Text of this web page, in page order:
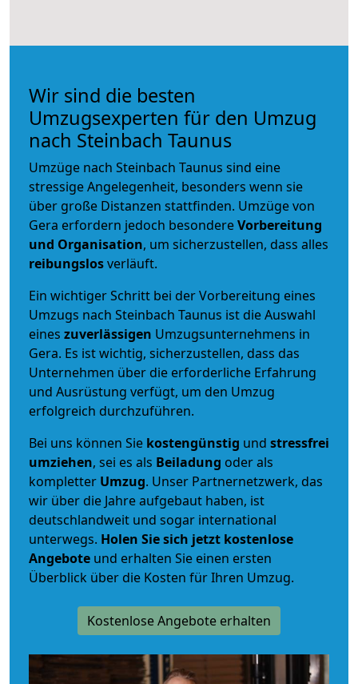
Wir sind die besten
Umzugsexperten für den Umzug
nach Steinbach Taunus
Umzüge nach Steinbach Taunus sind eine
stressige Angelegenheit, besonders wenn sie
über große Distanzen stattfinden. Umzüge von
Gera erfordern jedoch besondereVorbereitung
und Organisation, um sicherzustellen, dass alles
reibungslosverläuft.
Ein wichtiger Schritt bei der Vorbereitung eines
Umzugs nach Steinbach Taunus ist die Auswahl
eines zuverlässigen Umzugsunternehmens in
Gera. Es ist wichtig, sicherzustellen, dass das
Unternehmen über die erforderliche Erfahrung
und Ausrüstung verfügt, um den Umzug
erfolgreich durchzuführen.
Bei uns können Sie kostengünstig und stressfrei
umziehen, sei es als Beiladung oder als
kompletter Umzug. Unser Partnernetzwerk, das
wir über die Jahre aufgebaut haben, ist
deutschlandweit und sogar international
unterwegs. Holen Sie sich jetzt kostenlose
Angebote und erhalten Sie einen ersten
Überblick über die Kosten für Ihren Umzug.
Kostenlose Angebote erhalten